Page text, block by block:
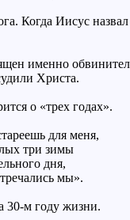
Когда Иисус
именно
Христа.
о «трех годах».
для меня,
три зимы
дня,
мы».
30-м году жизни.